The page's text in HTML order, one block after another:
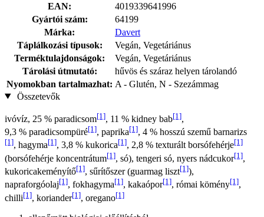
EAN:
4019339641996
Gyártói szám:
64199
Márka:
Davert
Táplálkozási típusok:
Vegán, Vegetáriánus
Terméktulajdonságok:
Vegán, Vegetáriánus
Tárolási útmutató:
hűvös és száraz helyen tárolandó
Nyomokban tartalmazhat: A - Glutén, N - Szezámmag
Összetevők
ivóvíz, 25 % paradicsom[1], 11 % kidney bab[1],
9,3 % paradicsompüré[1], paprika[1], 4 % hosszú szemű barnarizs
[1], hagyma[1], 3,8 % kukorica[1], 2,8 % texturált borsófehérje[1]
(borsófehérje koncentrátum[1], só), tengeri só, nyers nádcukor[1],
kukoricakeményítő[1], sűrítőszer (guarmag liszt[1]),
napraforgóolaj[1], fokhagyma[1], kakaópor[1], római kömény[1],
chilli[1], koriander[1], oregano[1]